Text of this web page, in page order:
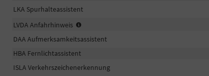
LKA Spurhalteassistent
LVDA Anfahrhinweis
DAA Aufmerksamkeitsassistent
HBA Fernlichtassistent
ISLA Verkehrszeichenerkennung